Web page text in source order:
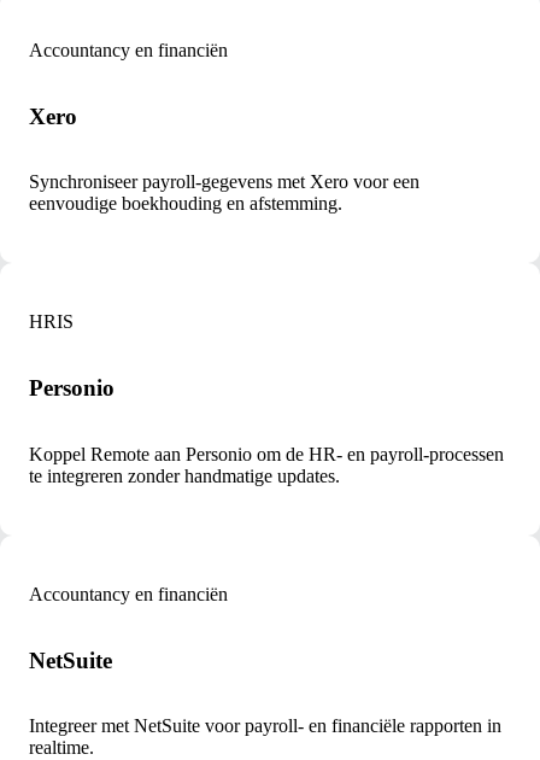
Accountancy en financiën
Xero
Synchroniseer payroll-gegevens met Xero voor een
eenvoudige boekhouding en afstemming.
HRIS
Personio
Koppel Remote aan Personio om de HR- en payroll-processen
te integreren zonder handmatige updates.
Accountancy en financiën
NetSuite
Integreer met NetSuite voor payroll- en financiële rapporten in
realtime.